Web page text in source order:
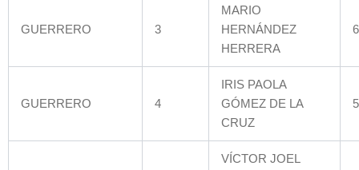
GUERRERO 3
MARIO
HERNÁNDEZ
HERRERA
GUERRERO 4
IRIS PAOLA
GÓMEZ DE LA
CRUZ
VÍCTOR JOEL